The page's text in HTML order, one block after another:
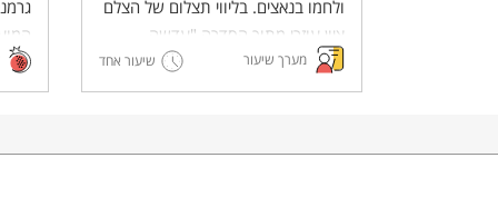
ולחמו בנאצים. בליווי תצלום של הצלם
ציון עוזרי מתוך הסדרה "עדשה
יהודית".מערך שיעור שיעור אחד